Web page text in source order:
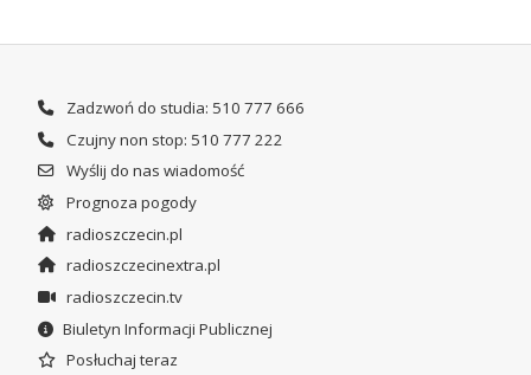
Zadzwoń do studia: 510 777 666
Czujny non stop: 510 777 222
Wyślij do nas wiadomość
Prognoza pogody
radioszczecin.pl
radioszczecinextra.pl
radioszczecin.tv
Biuletyn Informacji Publicznej
Posłuchaj teraz